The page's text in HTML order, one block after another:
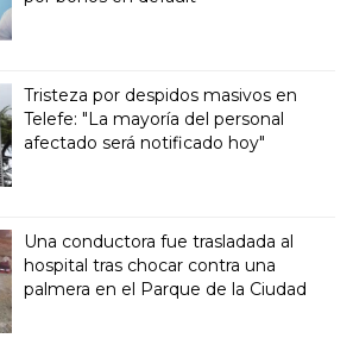
Tristeza por despidos masivos en
Telefe: "La mayoría del personal
afectado será notificado hoy"
Una conductora fue trasladada al
hospital tras chocar contra una
palmera en el Parque de la Ciudad